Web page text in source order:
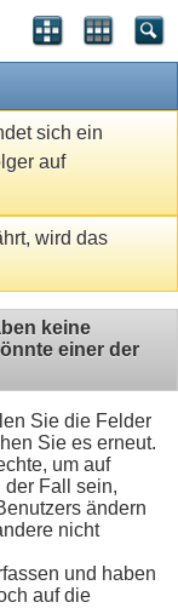
sich ein
auf
wird das
keine
einer der
Sie die Felder
Sie es erneut.
um auf
Fall sein,
ändern
nicht
und haben
auf die